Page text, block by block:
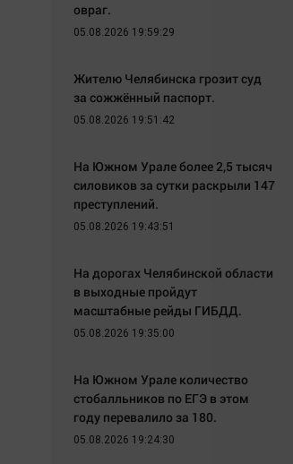
овраг.
05.08.2026 19:59:29
Жителю Челябинска грозит суд
за сожжённый паспорт.
05.08.2026 19:51:42
На Южном Урале более 2,5 тысяч
силовиков за сутки раскрыли 147
преступлений.
05.08.2026 19:43:51
На дорогах Челябинской области
в выходные пройдут
масштабные рейды ГИБДД.
05.08.2026 19:35:00
На Южном Урале количество
стобалльников по ЕГЭ в этом
году перевалило за 180.
05.08.2026 19:24:30